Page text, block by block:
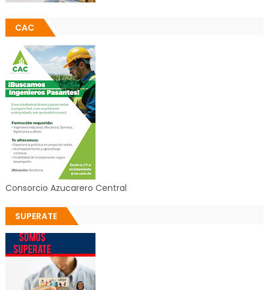
CAC
Consorcio Azucarero Central
SUPERATE